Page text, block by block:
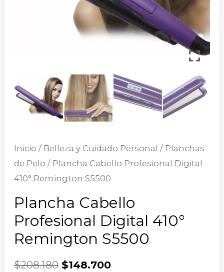
Inicio / Belleza y Cuidado Personal / Planchas
de Pelo / Plancha Cabello Profesional Digital
410° Remington S5500
Plancha Cabello
Profesional Digital 410°
Remington S5500
$208.180 $148.700